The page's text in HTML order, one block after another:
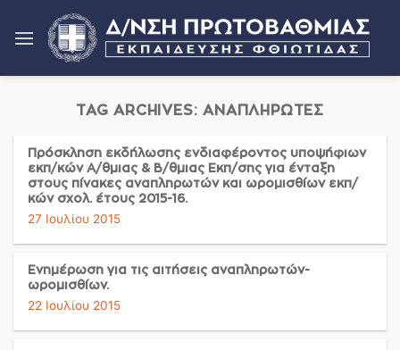
Μετάβαση
στο
περιεχόμενο
TAG ARCHIVES:ΑΝΑΠΛΗΡΩΤΈΣ
Πρόσκληση εκδήλωσης ενδιαφέροντος υποψήφιων
εκπ/κών Α/θμιας & Β/θμιας Εκπ/σης για ένταξη
στους πίνακες αναπληρωτών και ωρομισθίων εκπ/
κών σχολ. έτους 2015-16.
27 Ιουλίου 2015
Ενημέρωση για τις αιτήσεις αναπληρωτών-
ωρομισθίων.
22 Ιουλίου 2015